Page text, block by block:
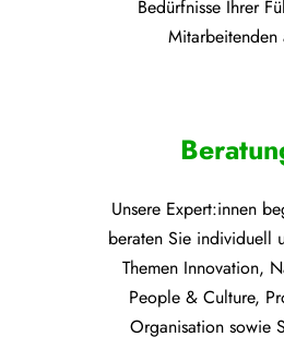
Bedürfnisse Ihrer
Mitarbeitenden
Unsere Expert:innen
beraten Sie individuell
Themen Innovation,
People & Culture,
Organisation sowie